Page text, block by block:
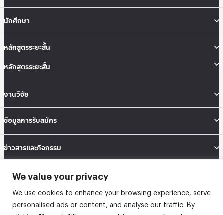
We value your privacy
We use cookies to enhance your browsing experience, serve
personalised ads or content, and analyse our traffic. By
นักศึกษา
หลักสูตรระยะสั้น
หลักสูตรระยะสั้น
งานวิจัย
ข้อมูลการรับสมัคร
ข่าวสารและกิจกรรม
คณะสถิติประยุกต์ อาคารนวมินทราธิราช ชั้น 12 เลขที่ 148 ถนนเสรีไทย แขวงคลองจั่น
Tel: 02-727-3035-40
Fax: 02-374-4061
Sitemap